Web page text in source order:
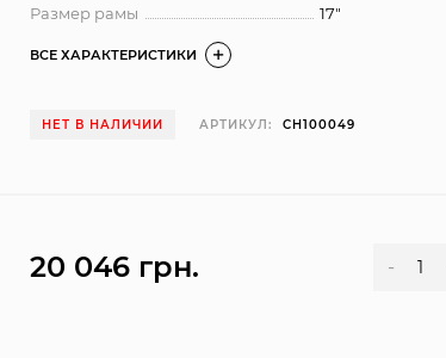
Размер рамы
17"
ВСЕ ХАРАКТЕРИСТИКИ
НЕТ В НАЛИЧИИ АРТИКУЛ: CH100049
20 046 грн. -